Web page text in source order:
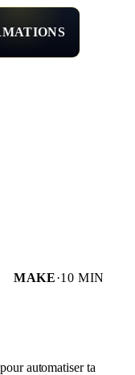
MAKE·10 MIN
automatiser ta